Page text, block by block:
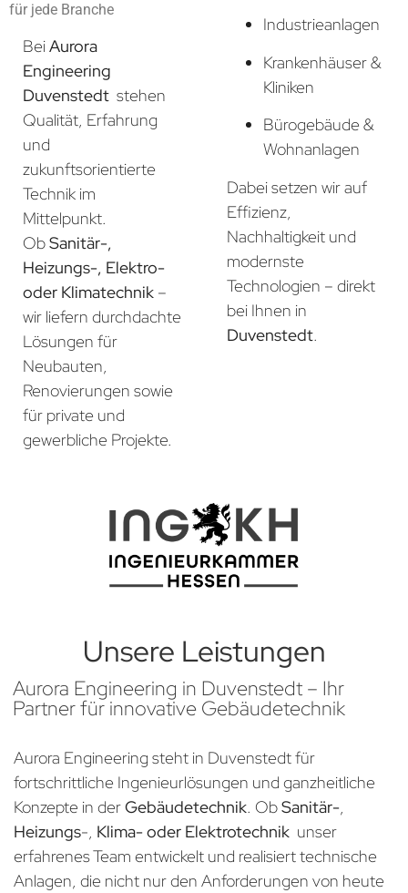
für jede Branche
BeiAurora
Engineering
Duvenstedt stehen
Qualität, Erfahrung
und
zukunftsorientierte
Technik im
Mittelpunkt.
ObSanitär-,
Heizungs-, Elektro-
oder Klimatechnik –
wir liefern durchdachte
Lösungen für
Neubauten,
Renovierungen sowie
für private und
gewerbliche Projekte.
Industrieanlagen
Krankenhäuser &
Kliniken
Bürogebäude &
Wohnanlagen
Dabei setzen wir auf
Effizienz,
Nachhaltigkeit und
modernste
Technologien – direkt
bei Ihnen in
Duvenstedt.
Unsere Leistungen
Aurora Engineering in Duvenstedt – Ihr
Partner für innovative Gebäudetechnik
Aurora Engineering steht in Duvenstedt für
fortschrittliche Ingenieurlösungen und ganzheitliche
Konzepte in derGebäudetechnik. ObSanitär-,
Heizungs-, Klima- oder Elektrotechnik unser
erfahrenes Team entwickelt und realisiert technische
Anlagen, die nicht nur den Anforderungen von heute